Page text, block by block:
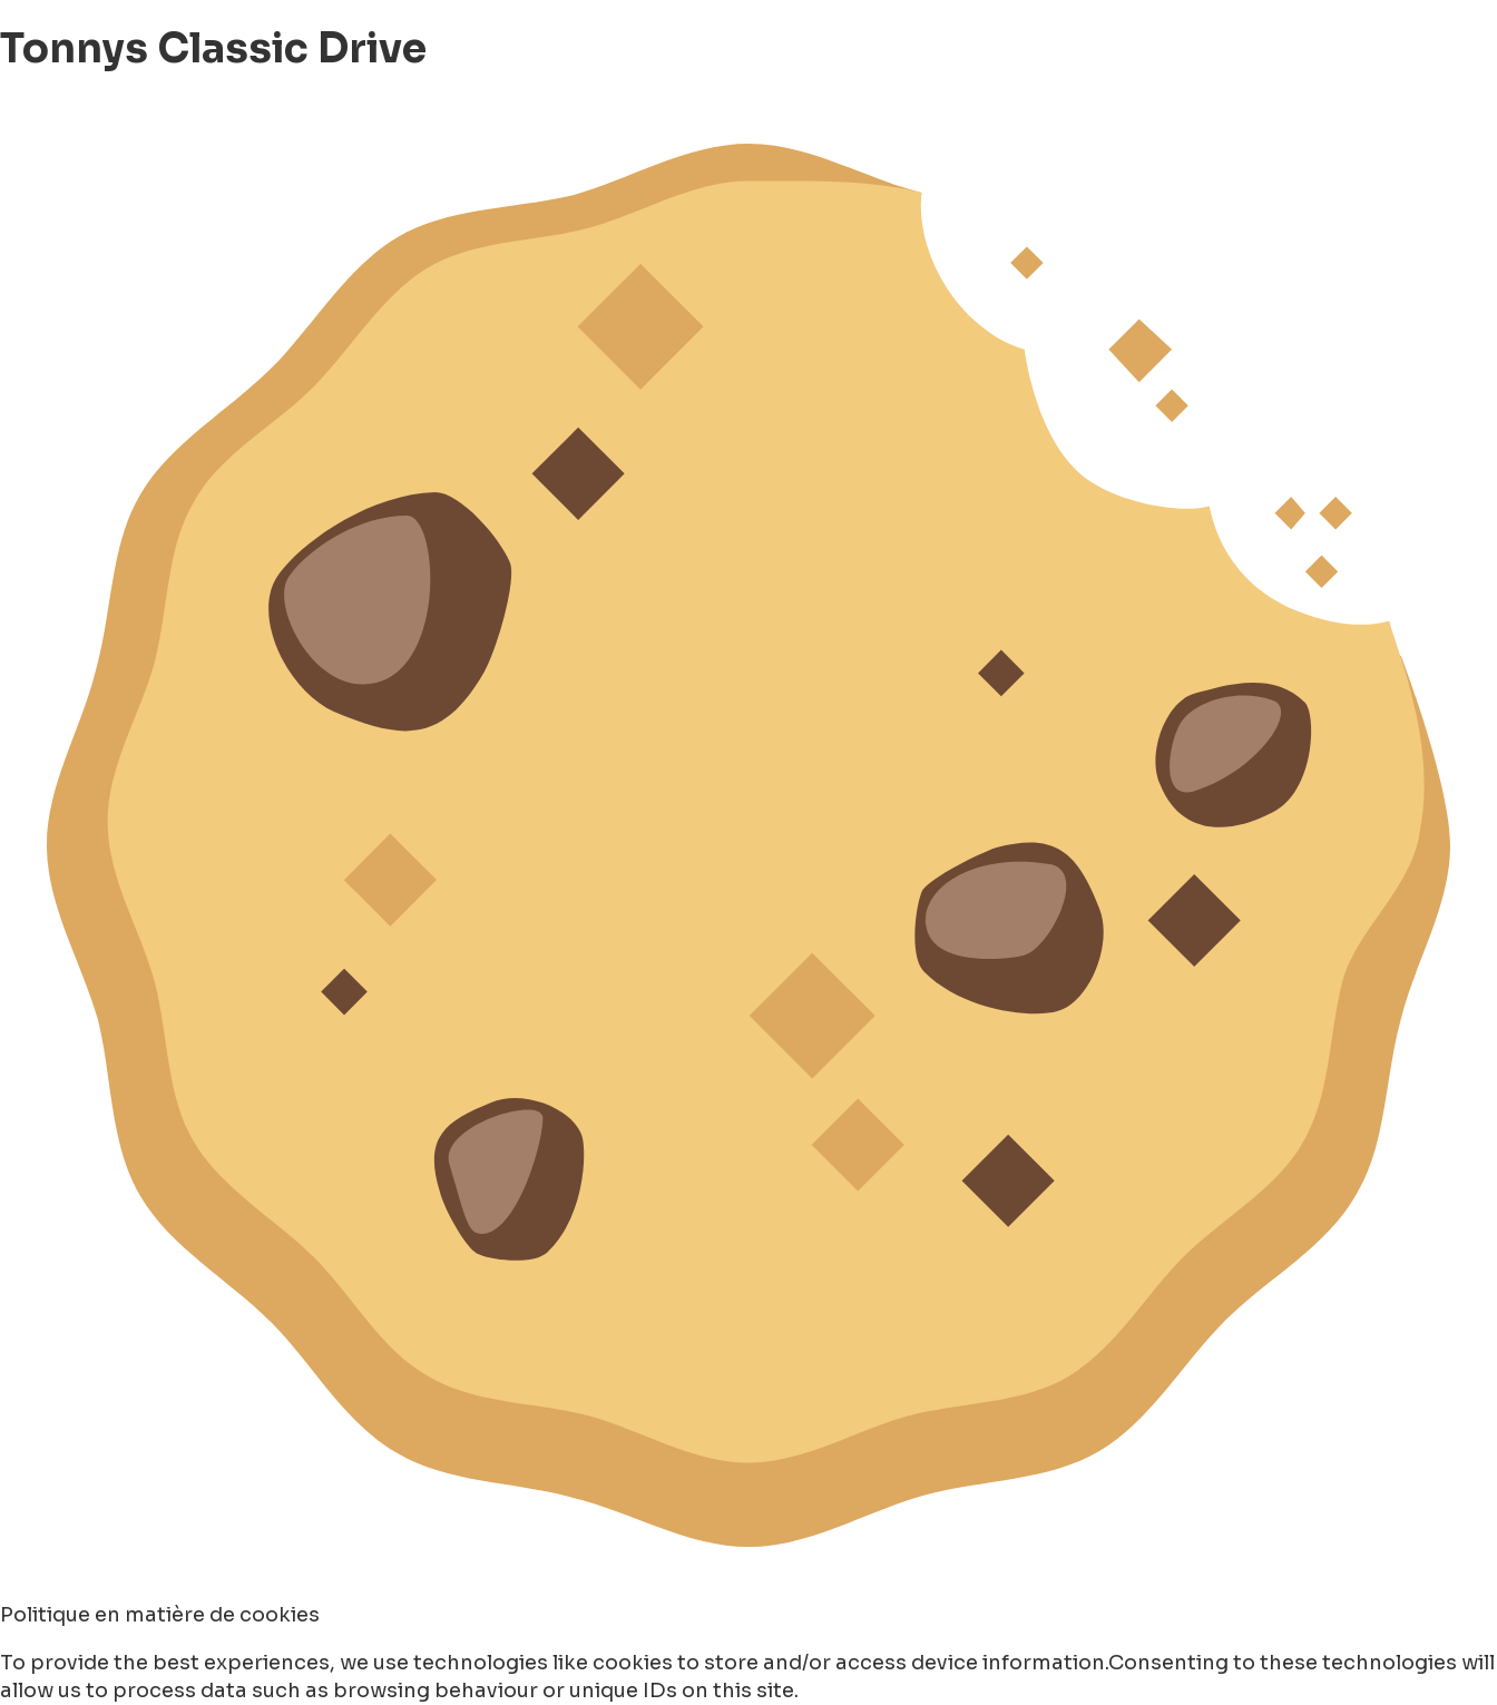
Tonnys Classic Drive
Politique en matière de cookies
To provide the best experiences, we use technologies like cookies to store and/or access device information.Consenting to these technologies will
allow us to process data such as browsing behaviour or unique IDs on this site.